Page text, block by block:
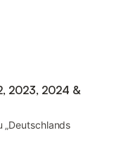
2023, 2024 &